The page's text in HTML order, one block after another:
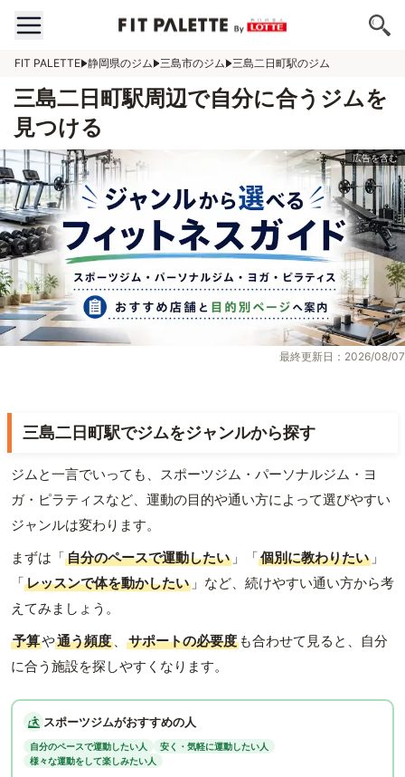
FIT PALETTE 静岡県のジム 三島市のジム 三島二日町駅のジム
三島二日町駅周辺で自分に合うジムを
見つける
最終更新日：2026/08/07
三島二日町駅でジムをジャンルから探す
ジムと一言でいっても、スポーツジム・パーソナルジム・ヨ
ガ・ピラティスなど、運動の目的や通い方によって選びやすい
ジャンルは変わります。
まずは「自分のペースで運動したい 」「個別に教わりたい 」
「レッスンで体を動かしたい 」など、続けやすい通い方から考
えてみましょう。
予算や通う頻度 、 サポートの必要度 も合わせて見ると、自分
に合う施設を探しやすくなります。
スポーツジムがおすすめの人
自分のペースで運動したい人
安く・気軽に運動したい人
様々な運動をして楽しみたい人